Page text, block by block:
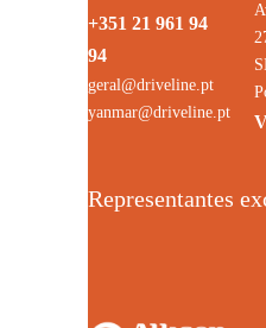
+351 21 961 94
94
geral@driveline.pt
yanmar@driveline.pt
Representantes